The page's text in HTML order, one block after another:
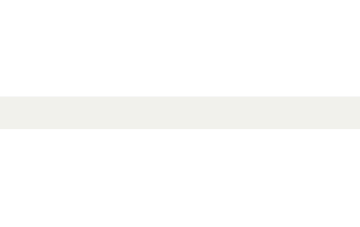
eines majestätischen Waldes. Diese
fortschrittlicher Technologie und sorgt für eine